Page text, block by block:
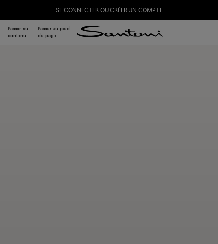
SE CONNECTER OU CRÉER UN COMPTE
Passer au
contenu
Passer au pied
de page